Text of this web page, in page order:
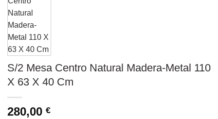
S/2 Mesa Centro Natural Madera-Metal 110
X 63 X 40 Cm
280,00 €